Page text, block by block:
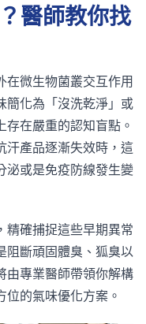
醫師教你找
在微生物菌叢交互作用
簡化為「沒洗乾淨」或
存在嚴重的認知盲點。
汗產品逐漸失效時，這
泌或是免疫防線發生變
精確捕捉這些早期異常
阻斷頑固體臭、狐臭以
由專業醫師帶領你解構
的氣味優化方案。